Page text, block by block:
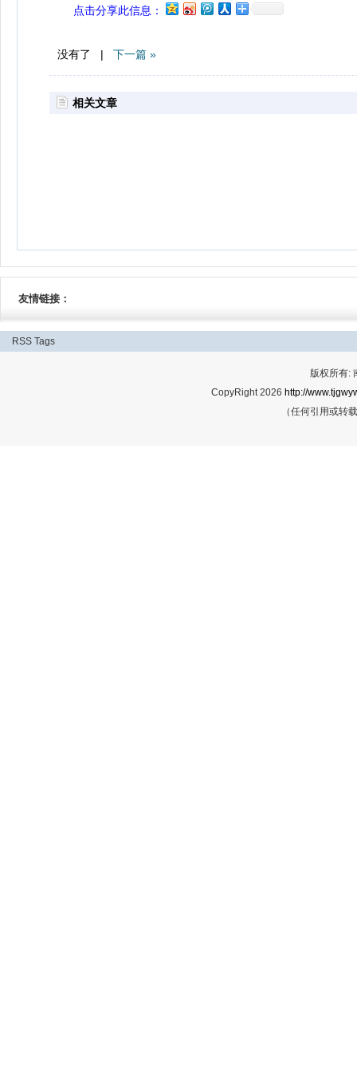
点击分享此信息：
没有了 | 下一篇 »
相关文章
友情链接：
RSS Tags
版权所有:
CopyRight 2026 http://
（任何引用或转